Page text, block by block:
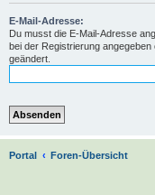
E-Mail-Adresse:
Du musst die E-Mail-Adresse
bei der Registrierung
geändert.
Portal Foren-Übersicht